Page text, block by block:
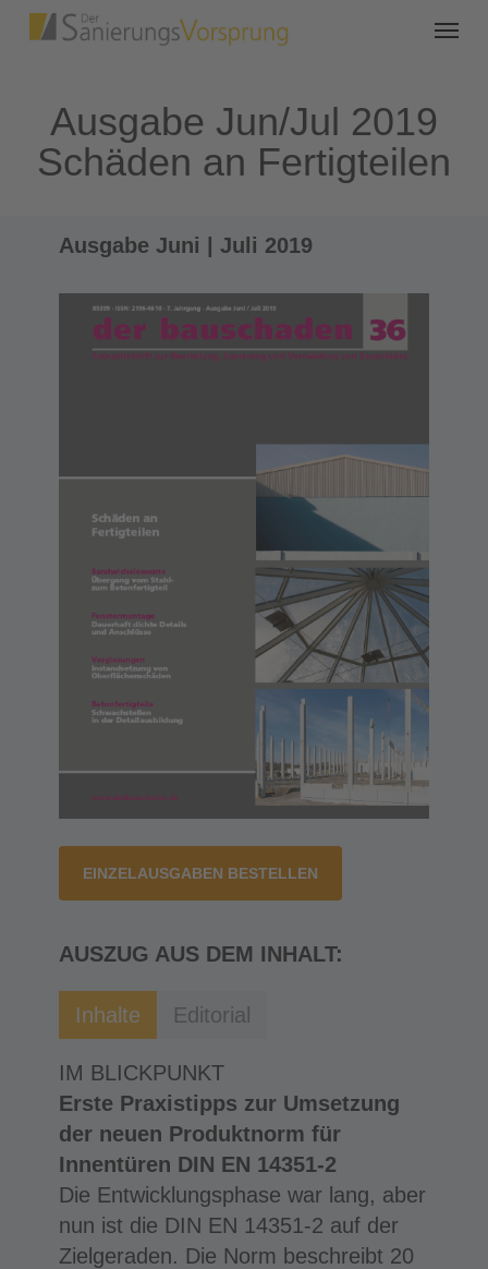
Ausgabe Jun/Jul 2019
Schäden an Fertigteilen
Ausgabe Juni | Juli 2019
EINZELAUSGABEN BESTELLEN
AUSZUG AUS DEM INHALT:
Inhalte Editorial
IM BLICKPUNKT
Erste Praxistipps zur Umsetzung
der neuen Produktnorm für
Innentüren DIN EN 14351-2
Die Entwicklungsphase war lang, aber
nun ist die DIN EN 14351-2 auf der
Zielgeraden. Die Norm beschreibt 20